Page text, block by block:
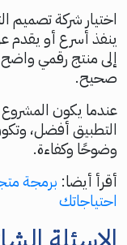
اختيار شركة تصميم
ينفذ أسرع أو يقدم
إلى منتج رقمي
صحيح.
عندما يكون
التطبيق أفضل،
وضوحًا وكفاءة.
أقرأ أيضا: برمجة
احتياجاتك